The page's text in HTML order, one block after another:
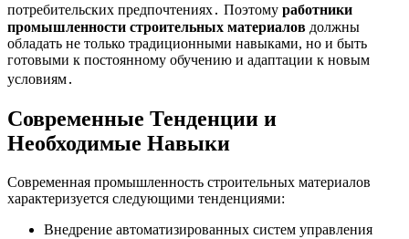
потребительских предпочтениях․ Поэтому работники
промышленности строительных материалов должны
обладать не только традиционными навыками, но и быть
готовыми к постоянному обучению и адаптации к новым
условиям․
Современные Тенденции и
Необходимые Навыки
Современная промышленность строительных материалов
характеризуется следующими тенденциями:
Внедрение автоматизированных систем управления